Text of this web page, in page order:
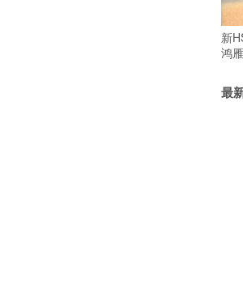
新
鸿
最